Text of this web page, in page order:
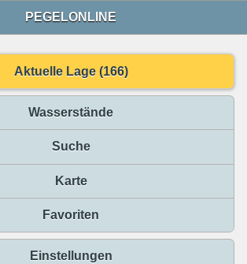
PEGELONLINE
Aktuelle Lage (166)
Wasserstände
Suche
Karte
Favoriten
Einstellungen